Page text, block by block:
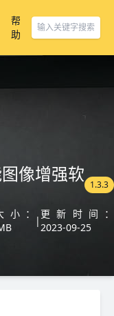
帮
助
像增强软 1.3.3
小：
|
更新时间：
2023-09-25